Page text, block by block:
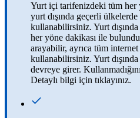
Yurt içi tarifenizdeki tüm her
yurt dışında geçerli
kullanabilirsiniz. Yurt
her yöne dakikası ile
arayabilir, ayrıca tüm
kullanabilirsiniz. Yurt dışında
devreye girer.
Detaylı bilgi için tıklayınız.​​